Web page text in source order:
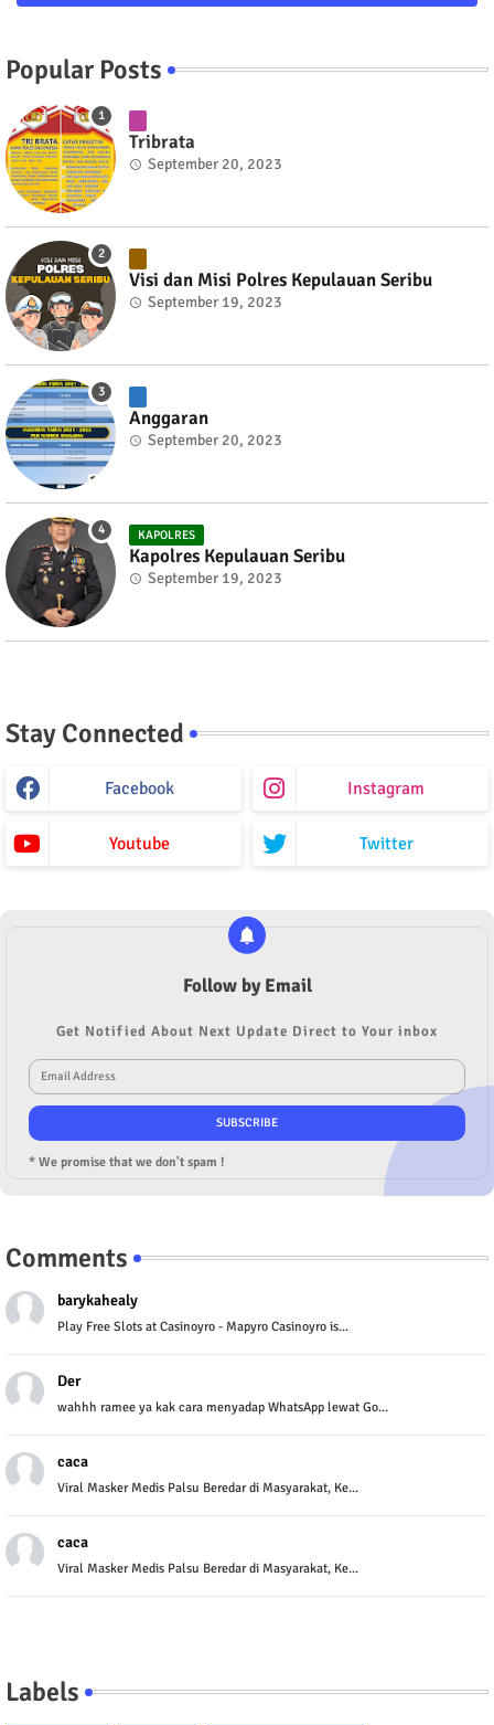
Popular Posts
Tribrata
September 20, 2023
Visi dan Misi Polres Kepulauan Seribu
September 19, 2023
Anggaran
September 20, 2023
KAPOLRES
Kapolres Kepulauan Seribu
September 19, 2023
Stay Connected
Facebook Instagram
Youtube Twitter
Follow by Email
Get Notified About Next Update Direct to Your inbox
* We promise that we don't spam !
Comments
barykahealy
Play Free Slots at Casinoyro - Mapyro Casinoyro is...
Der
wahhh ramee ya kak cara menyadap WhatsApp lewat Go...
caca
Viral Masker Medis Palsu Beredar di Masyarakat, Ke...
caca
Viral Masker Medis Palsu Beredar di Masyarakat, Ke...
Labels